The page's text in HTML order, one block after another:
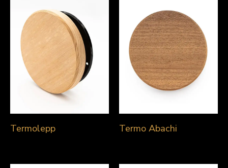
Termolepp Termo Abachi